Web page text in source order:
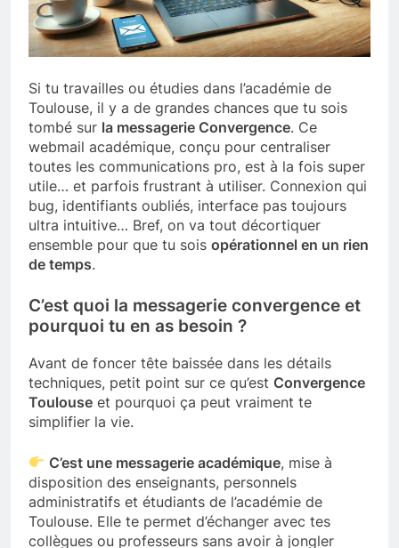
Si tu travailles ou étudies dans l’académie de
Toulouse, il y a de grandes chances que tu sois
tombé sur la messagerie Convergence. Ce
webmail académique, conçu pour centraliser
toutes les communications pro, est à la fois super
utile… et parfois frustrant à utiliser. Connexion qui
bug, identifiants oubliés, interface pas toujours
ultra intuitive… Bref, on va tout décortiquer
ensemble pour que tu sois opérationnel en un rien
de temps.
C’est quoi la messagerie convergence et
pourquoi tu en as besoin ?
Avant de foncer tête baissée dans les détails
techniques, petit point sur ce qu’est Convergence
Toulouse et pourquoi ça peut vraiment te
simplifier la vie.
C’est une messagerie académique, mise à
disposition des enseignants, personnels
administratifs et étudiants de l’académie de
Toulouse. Elle te permet d’échanger avec tes
collègues ou professeurs sans avoir à jongler